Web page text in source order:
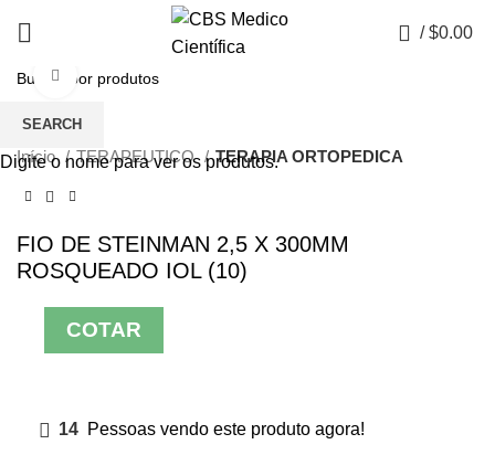
/ $0.00
Click to enlarge
Início TERAPEUTICO TERAPIA ORTOPEDICA
FIO DE STEINMAN 2,5 X 300MM
ROSQUEADO IOL (10)
COTAR
14 Pessoas vendo este produto agora!
SEARCH
Digite o nome para ver os produtos.